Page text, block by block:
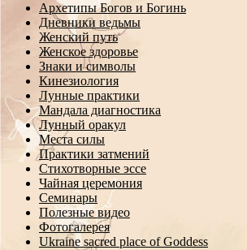
Архетипы Богов и Богинь
Дневники ведьмы
Женский путь
Женское здоровье
Знаки и символы
Кинезиология
Лунные практики
Мандала диагностика
Лунный оракул
Места силы
Практики затмений
Стихотворные эссе
Чайная церемония
Семинары
Полезные видео
Фотогалерея
Ukraine sacred place of Goddess